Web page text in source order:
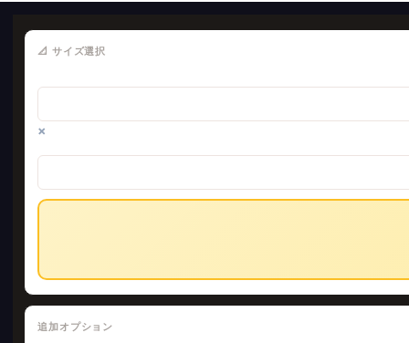
📐 サイズ選択
×
追加オプション